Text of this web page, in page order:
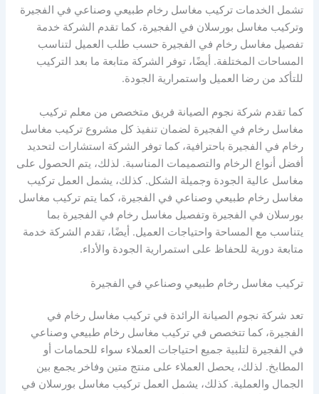
تشمل الخدمات تركيب مغاسل رخام طبيعي وصناعي في الفجيرة
وتركيب مغاسل بورسلان في الفجيرة، كما تقدم الشركة خدمة
تفصيل مغاسل رخام في الفجيرة حسب طلب العميل لتناسب
المساحات المختلفة. أيضًا، توفر الشركة متابعة ما بعد التركيب
للتأكد من رضا العميل واستمرارية الجودة.
كما تقدم شركة نجوم الصيانة فريق متخصص من معلم تركيب
مغاسل رخام في الفجيرة لضمان تنفيذ كل مشروع تركيب مغاسل
رخام في الفجيرة باحترافية، كما توفر الشركة استشارات لتحديد
أفضل أنواع الرخام والتصميمات المناسبة. لذلك، يتم الحصول على
مغاسل عالية الجودة وجميلة الشكل. كذلك، يشمل العمل تركيب
مغاسل رخام طبيعي وصناعي في الفجيرة، كما يتم تركيب مغاسل
بورسلان في الفجيرة وتفصيل مغاسل رخام في الفجيرة بما
يتناسب مع المساحة واحتياجات العميل. أيضًا، تقدم الشركة خدمة
متابعة دورية للحفاظ على استمرارية الجودة والأداء.
تركيب مغاسل رخام طبيعي وصناعي في الفجيرة
تعد شركة نجوم الصيانة الرائدة في تركيب مغاسل رخام في
الفجيرة، كما تتخصص في تركيب مغاسل رخام طبيعي وصناعي
في الفجيرة لتلبية جميع احتياجات العملاء سواء للحمامات أو
المطابخ. لذلك، يحصل العملاء على منتج متين وفاخر يجمع بين
الجمال والعملية. كذلك، يشمل العمل تركيب مغاسل بورسلان في